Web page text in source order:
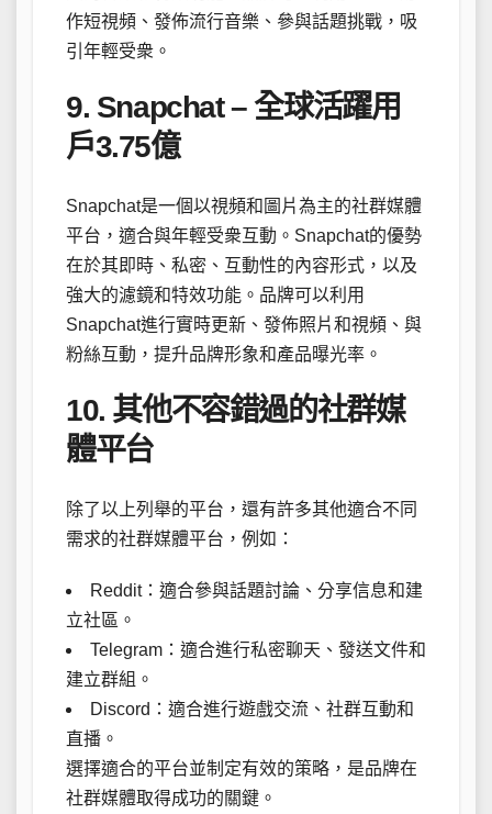
作短視頻、發佈流行音樂、參與話題挑戰，吸
引年輕受衆。
9. Snapchat – 全球活躍用
戶3.75億
Snapchat是一個以視頻和圖片為主的社群媒體
平台，適合與年輕受衆互動。Snapchat的優勢
在於其即時、私密、互動性的內容形式，以及
強大的濾鏡和特效功能。品牌可以利用
Snapchat進行實時更新、發佈照片和視頻、與
粉絲互動，提升品牌形象和產品曝光率。
10. 其他不容錯過的社群媒
體平台
除了以上列舉的平台，還有許多其他適合不同
需求的社群媒體平台，例如：
Reddit：適合參與話題討論、分享信息和建
立社區。
Telegram：適合進行私密聊天、發送文件和
建立群組。
Discord：適合進行遊戲交流、社群互動和
直播。
選擇適合的平台並制定有效的策略，是品牌在
社群媒體取得成功的關鍵。